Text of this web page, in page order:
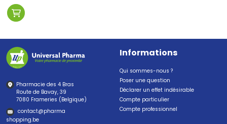
Pharmacie des 4 Bras
Route de Bavay, 39
7080 Frameries (Belgique)
contact@pharma
shopping.be
Informations
Qui sommes-nous ?
Poser une question
Déclarer un effet indésirable
Compte particulier
Compte professionnel